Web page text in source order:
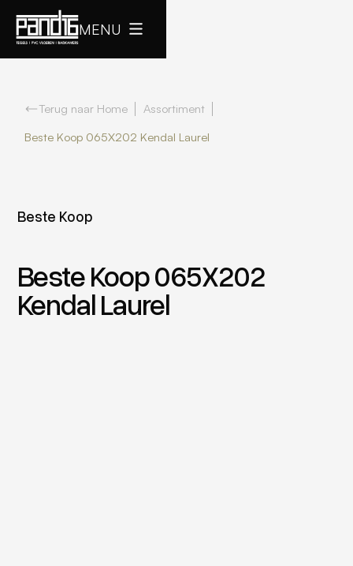
MENU
Terug naar Home
Assortiment
Beste Koop 065X202 Kendal Laurel
Beste Koop
Beste Koop 065X202
Kendal Laurel